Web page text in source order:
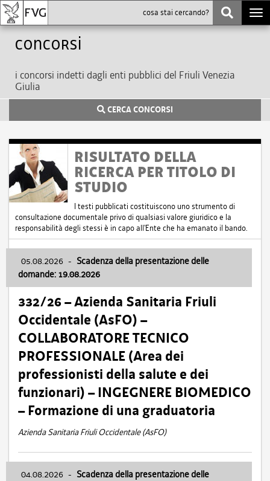
Concorsi
i concorsi indetti dagli enti pubblici del Friuli Venezia
Giulia
CERCA CONCORSI
RISULTATO DELLA
RICERCA PER TITOLO DI
STUDIO
I testi pubblicati costituiscono uno strumento di
consultazione documentale privo di qualsiasi valore giuridico e la
responsabilità degli stessi è in capo all'Ente che ha emanato il bando.
05.08.2026 - Scadenza della presentazione delle
domande: 19.08.2026
332/26 – Azienda Sanitaria Friuli
Occidentale (AsFO) –
COLLABORATORE TECNICO
PROFESSIONALE (Area dei
professionisti della salute e dei
funzionari) – INGEGNERE BIOMEDICO
– Formazione di una graduatoria
Azienda Sanitaria Friuli Occidentale (AsFO)
04.08.2026 - Scadenza della presentazione delle